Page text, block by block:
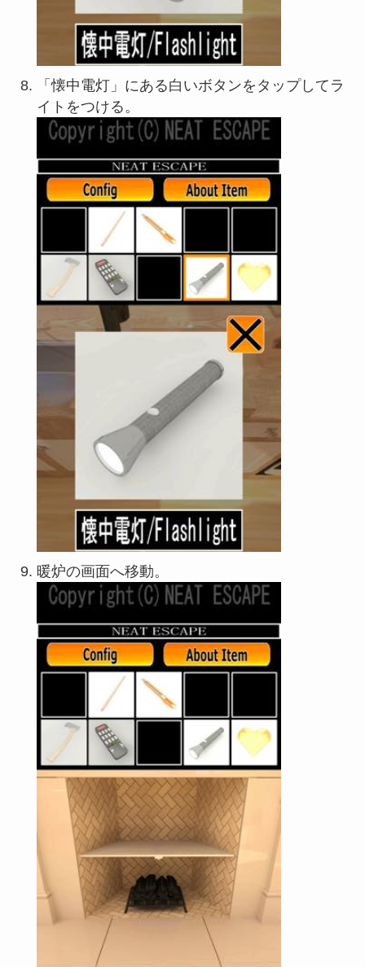
「懐中電灯」にある白いボタンをタップしてラ
イトをつける。
暖炉の画面へ移動。